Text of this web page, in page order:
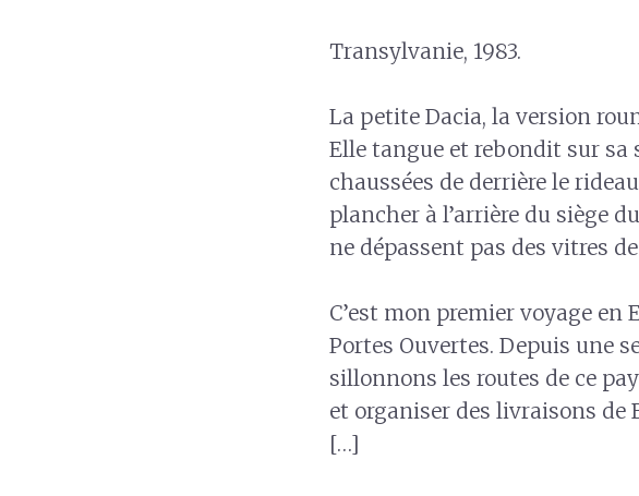
Transylvanie, 1983.
La petite Dacia, la version
Elle tangue et rebondit sur sa
chaussées de derrière le
plancher à l’arrière du siège
ne dépassent pas des vitres
C’est mon premier voyage en
Portes Ouvertes. Depuis une
sillonnons les routes de ce
et organiser des livraisons de
[…]